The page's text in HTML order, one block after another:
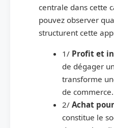
centrale dans cette
pouvez observer
structurent cette
1/ Profit et
de dégager
transforme
de commerce.
2/ Achat
constitue le